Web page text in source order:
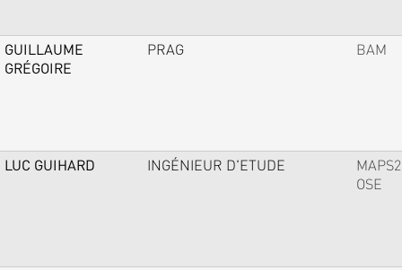
GUILLAUME
GRÉGOIRE
PRAG BAM
LUC GUIHARD INGÉNIEUR D'ETUDE
MAPS2
OSE